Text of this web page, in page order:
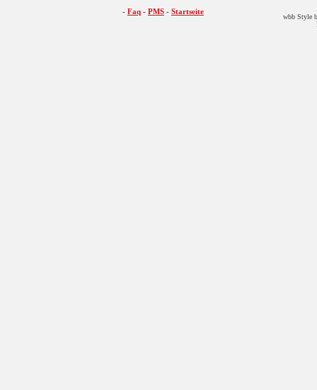
- Faq - PMS - Startseite
wbb Style